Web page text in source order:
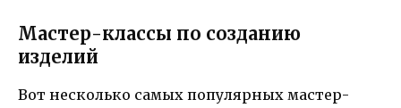
Мастер-классы по созданию
изделий
Вот несколько самых популярных мастер-